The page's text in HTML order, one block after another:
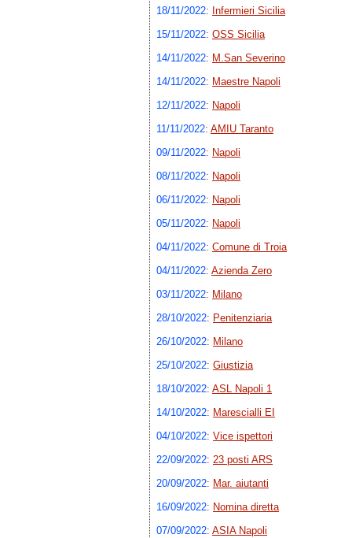
18/11/2022: Infermieri Sicilia
15/11/2022: OSS Sicilia
14/11/2022: M.San Severino
14/11/2022: Maestre Napoli
12/11/2022: Napoli
11/11/2022: AMIU Taranto
09/11/2022: Napoli
08/11/2022: Napoli
06/11/2022: Napoli
05/11/2022: Napoli
04/11/2022: Comune di Troia
04/11/2022: Azienda Zero
03/11/2022: Milano
28/10/2022: Penitenziaria
26/10/2022: Milano
25/10/2022: Giustizia
18/10/2022: ASL Napoli 1
14/10/2022: Marescialli EI
04/10/2022: Vice ispettori
22/09/2022: 23 posti ARS
20/09/2022: Mar. aiutanti
16/09/2022: Nomina diretta
07/09/2022: ASIA Napoli